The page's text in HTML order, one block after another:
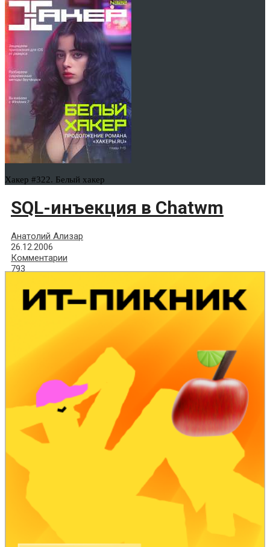
Хакер #322. Белый хакер
SQL-инъекция в Chatwm
Анатолий Ализар
26.12.2006
Комментарии
793